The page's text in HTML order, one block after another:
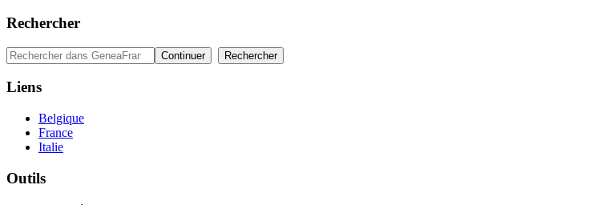
Rechercher
Liens
Belgique
France
Italie
Outils